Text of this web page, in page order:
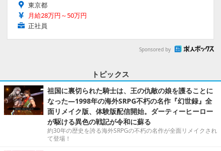
東京都
月給28万円～50万円
正社員
Sponsored by
トピックス
祖国に裏切られた騎士は、王の仇敵の娘を護ることに
なった―1998年の海外SRPG不朽の名作『幻世録』全
面リメイク版、体験版配信開始。ダーティーヒーロー
が駆ける異色の戦記が令和に蘇る
約30年の歴史を誇る海外SRPGの不朽の名作が全面リメイクされ
て登場！